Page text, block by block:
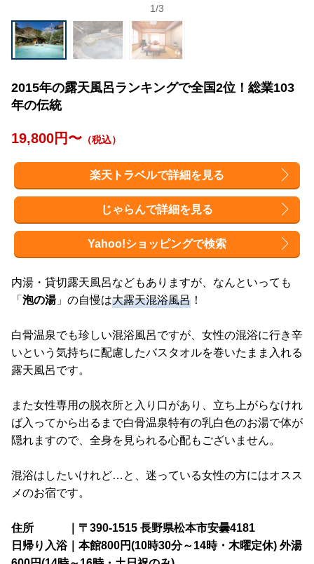
1/3
2015年の露天風呂ランキングで全国2位！総業103
年の伝統
19,800円〜 （税込）
楽天トラベルで詳細を見る
じゃらんで詳細を見る
Yahoo!ショッピングで検索
内湯・貸切露天風呂などもありますが、なんといっても
「 泡の湯」の自慢は大露天混浴風呂 ！
白骨温泉でも珍しい混浴風呂ですが、女性の混浴に行き辛
いという気持ちに配慮したバスタオルを巻いたまま入れる
露天風呂です。
また女性専用の脱衣所と入り口があり、立ち上がらなけれ
ば入ってから出るまで白骨温泉特有の乳白色のお湯で体が
隠れますので、全身を見られる心配もございません。
混浴はしたいけれど…と、迷っている女性の方にはオスス
メのお宿です。
住所 ｜〒390-1515 長野県松本市安曇4181
日帰り入浴｜本館800円(10時30分～14時・木曜定休) 外湯